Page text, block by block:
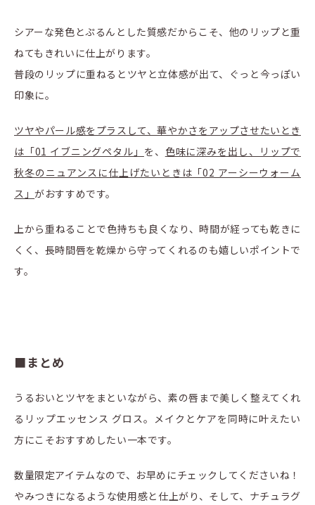
シアーな発色とぷるんとした質感だからこそ、他のリップと重
ねてもきれいに仕上がります。
普段のリップに重ねるとツヤと立体感が出て、ぐっと今っぽい
印象に。
ツヤやパール感をプラスして、華やかさをアップさせたいとき
は「01 イブニングペタル」 を、 色味に深みを出し、リップで
秋冬のニュアンスに仕上げたいときは「02 アーシーウォーム
ス」がおすすめです。
上から重ねることで色持ちも良くなり、時間が経っても乾きに
くく、長時間唇を乾燥から守ってくれるのも嬉しいポイントで
す。
■まとめ
うるおいとツヤをまといながら、素の唇まで美しく整えてくれ
るリップエッセンス グロス。メイクとケアを同時に叶えたい
方にこそおすすめしたい一本です。
数量限定アイテムなので、お早めにチェックしてくださいね！
やみつきになるような使用感と仕上がり、そして、ナチュラグ